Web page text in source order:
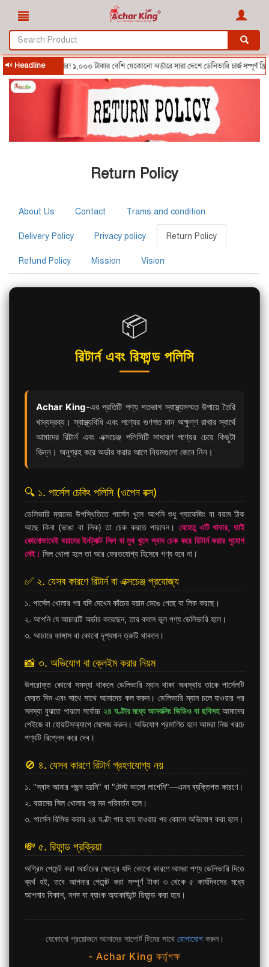
Headline
🎉 দারুণ অফার! ১,০০০ টাকার বেশি যেকোনো অর্ডারে সারা দেশে ডেলিভারি চার্জ সম্পূর্ণ ফ্রি! 🚚
Return Policy
About Us Contact Trams and condition
Delivery Policy Privacy policy Return Policy
Refund Policy Mission Vision
📦
রিটার্ন এবং রিফান্ড পলিসি
Achar King-এর প্রতিটি পণ্য শতভাগ স্বাস্থ্যসম্মত উপায়ে তৈরি
খাদ্যদ্রব্য। স্বাস্থ্যবিধি এবং পণ্যের গুণগত মান অক্ষুণ্ণ রাখার স্বার্থে
আমাদের রিটার্ন এবং এক্সচেঞ্জ পলিসিটি সাধারণ পণ্যের চেয়ে কিছুটা
ভিন্ন। অনুগ্রহ করে অর্ডার করার আগে নিয়মগুলো জেনে নিন।
🔍 ১. পার্সেল চেকিং পলিসি (ওপেন বক্স)
ডেলিভারি ম্যানের উপস্থিতিতে পার্সেল খুলে আপনি শুধু প্যাকেজিং বা বয়াম ঠিক
আছে কিনা (ভাঙা বা লিক) তা চেক করতে পারবেন। যেহেতু এটি খাবার, তাই
কোনোভাবেই বয়ামের ইনট্যাক্ট সিল বা মুখ খুলে স্বাদ চেক করে রিটার্ন করার সুযোগ
নেই। সিল খোলা হলে তা আর ফেরতযোগ্য হিসেবে গণ্য হবে না।
✅ ২. যেসব কারণে রিটার্ন বা এক্সচেঞ্জ প্রযোজ্য
১. পার্সেল খোলার পর যদি দেখেন কাঁচের বয়াম ভেঙে গেছে বা লিক করছে।
২. আপনি যে আচারটি অর্ডার করেছেন, তার বদলে ভুল পণ্য ডেলিভারি হলে।
৩. আচারে ফাঙ্গাস বা কোনো দৃশ্যমান ত্রুটি থাকলে।
📸 ৩. অভিযোগ বা ক্লেইম করার নিয়ম
উপরোক্ত কোনো সমস্যা থাকলে ডেলিভারি ম্যান থাকা অবস্থায় তাকে পার্সেলটি
ফেরত দিন এবং সাথে সাথে আমাদের কল করুন। ডেলিভারি ম্যান চলে যাওয়ার পর
সমস্যা বুঝতে পারলে সর্বোচ্চ ২৪ ঘণ্টার মধ্যে আনবক্সিং ভিডিও বা ছবিসহআমাদের
পেইজে বা হোয়াটসঅ্যাপে মেসেজ করুন। অভিযোগ প্রমাণিত হলে আমরা নিজ খরচে
পণ্যটি রিপ্লেস করে দেব।
🚫 ৪. যেসব কারণে রিটার্ন গ্রহণযোগ্য নয়
১. "স্বাদ আমার পছন্দ হয়নি" বা "টেস্ট ভালো লাগেনি"—এমন ব্যক্তিগত কারণে।
২. বয়ামের সিল খোলার পর মন পরিবর্তন হলে।
৩. পার্সেল রিসিভ করার ২৪ ঘণ্টা পার হয়ে যাওয়ার পর কোনো অভিযোগ করা হলে।
💸 ৫. রিফান্ড প্রক্রিয়া
অগ্রিম পেমেন্ট করা অর্ডারের ক্ষেত্রে যদি কোনো কারণে আমরা পণ্য ডেলিভারি দিতে
ব্যর্থ হই, তবে আপনার পেমেন্ট করা সম্পূর্ণ টাকা ৩ থেকে ৫ কার্যদিবসের মধ্যে
আপনার বিকাশ, নগদ বা ব্যাংক অ্যাকাউন্টে রিফান্ড করা হবে।
যেকোনো প্রয়োজনে আমাদের সাপোর্ট টিমের সাথে যোগাযোগকরুন।
- Achar King কর্তৃপক্ষ